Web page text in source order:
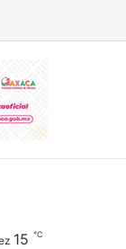
15 ℃